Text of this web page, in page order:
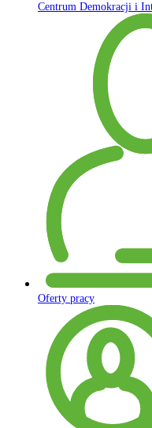
Centrum Demokracji i
Oferty pracy